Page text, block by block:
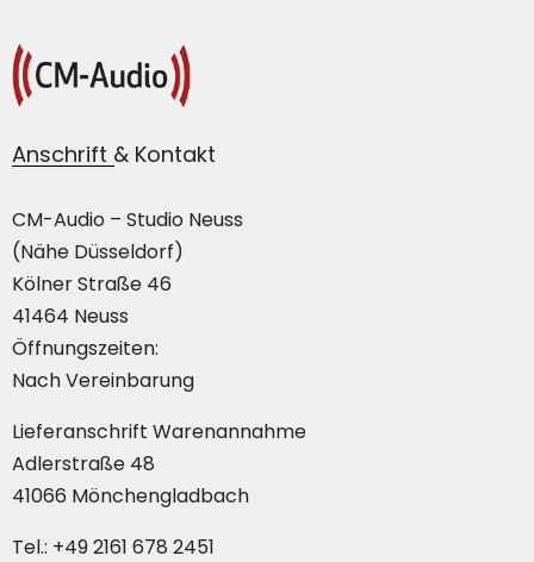
Anschrift & Kontakt
CM-Audio – Studio Neuss
(Nähe Düsseldorf)
Kölner Straße 46
41464 Neuss
Öffnungszeiten:
Nach Vereinbarung
Lieferanschrift Warenannahme
Adlerstraße 48
41066 Mönchengladbach
Tel.: +49 2161 678 2451